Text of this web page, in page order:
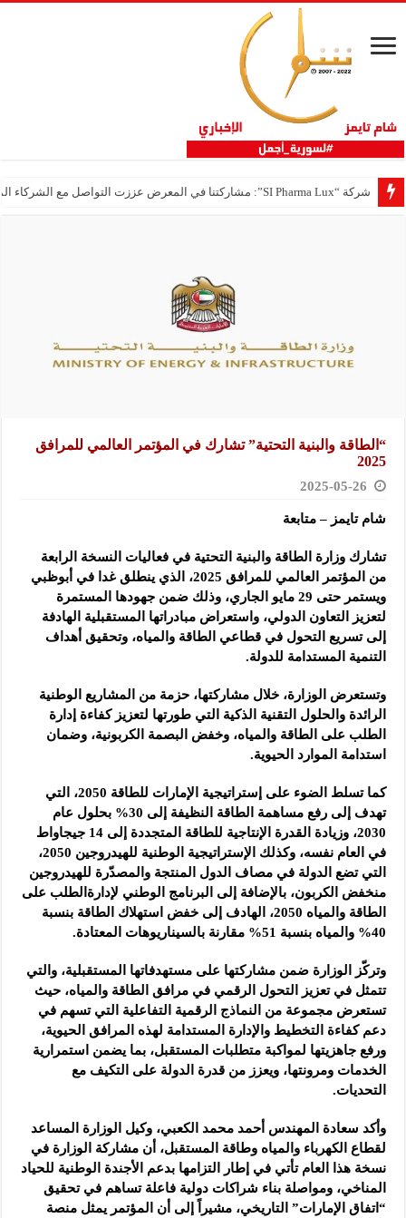
شركة “SI Pharma Lux”: مشاركتنا في المعرض عززت التواصل مع الشركاء المحليين والدوليين
“الطاقة والبنية التحتية” تشارك في المؤتمر العالمي للمرافق
2025
2025-05-26
شام تايمز – متابعة
تشارك وزارة الطاقة والبنية التحتية في فعاليات النسخة الرابعة
من المؤتمر العالمي للمرافق 2025، الذي ينطلق غدا في أبوظبي
ويستمر حتى 29 مايو الجاري، وذلك ضمن جهودها المستمرة
لتعزيز التعاون الدولي، واستعراض مبادراتها المستقبلية الهادفة
إلى تسريع التحول في قطاعي الطاقة والمياه، وتحقيق أهداف
التنمية المستدامة للدولة.
وتستعرض الوزارة، خلال مشاركتها، حزمة من المشاريع الوطنية
الرائدة والحلول التقنية الذكية التي طورتها لتعزيز كفاءة إدارة
الطلب على الطاقة والمياه، وخفض البصمة الكربونية، وضمان
استدامة الموارد الحيوية.
كما تسلط الضوء على إستراتيجية الإمارات للطاقة 2050، التي
تهدف إلى رفع مساهمة الطاقة النظيفة إلى 30% بحلول عام
2030، وزيادة القدرة الإنتاجية للطاقة المتجددة إلى 14 جيجاواط
في العام نفسه، وكذلك الإستراتيجية الوطنية للهيدروجين 2050،
التي تضع الدولة في مصاف الدول المنتجة والمصدّرة للهيدروجين
منخفض الكربون، بالإضافة إلى البرنامج الوطني لإدارةالطلب على
الطاقة والمياه 2050، الهادف إلى خفض استهلاك الطاقة بنسبة
40% والمياه بنسبة 51% مقارنة بالسيناريوهات المعتادة.
وتركّز الوزارة ضمن مشاركتها على مستهدفاتها المستقبلية، والتي
تتمثل في تعزيز التحول الرقمي في مرافق الطاقة والمياه، حيث
تستعرض مجموعة من النماذج الرقمية التفاعلية التي تسهم في
دعم كفاءة التخطيط والإدارة المستدامة لهذه المرافق الحيوية،
ورفع جاهزيتها لمواكبة متطلبات المستقبل، بما يضمن استمرارية
الخدمات ومرونتها، ويعزز من قدرة الدولة على التكيف مع
التحديات.
وأكد سعادة المهندس أحمد محمد الكعبي، وكيل الوزارة المساعد
لقطاع الكهرباء والمياه وطاقة المستقبل، أن مشاركة الوزارة في
نسخة هذا العام تأتي في إطار التزامها بدعم الأجندة الوطنية للحياد
المناخي، ومواصلة بناء شراكات دولية فاعلة تساهم في تحقيق
“اتفاق الإمارات” التاريخي، مشيراً إلى أن المؤتمر يمثل منصة